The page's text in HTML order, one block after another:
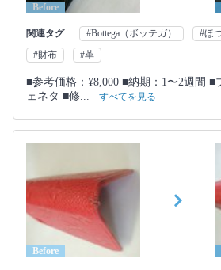
Before
関連タグ #Bottega（ボッテガ） #ほ
#財布
#革
■参考価格：¥8,000 ■納期：1〜2週間
ェネタ ■修...
すべてを見る
Before